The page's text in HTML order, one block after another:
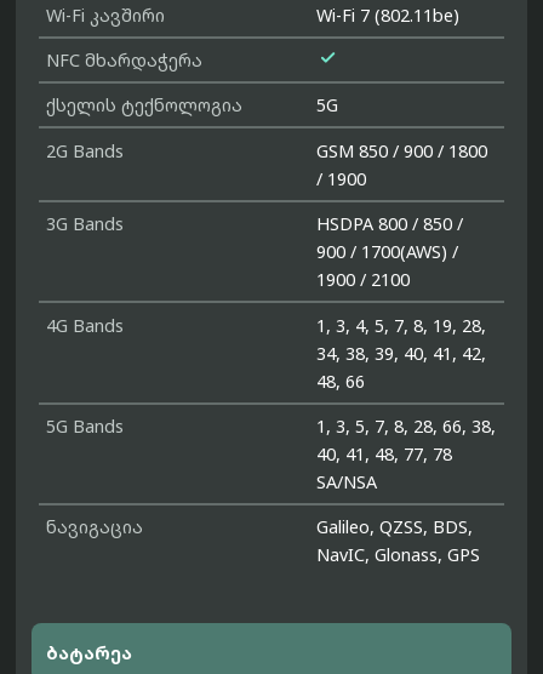
Wi-Fi კავშირი
Wi-Fi 7 (802.11be)
NFC მხარდაჭერა

ქსელის ტექნოლოგია
5G
2G Bands
GSM 850 / 900 / 1800
/ 1900
3G Bands
HSDPA 800 / 850 /
900 / 1700(AWS) /
1900 / 2100
4G Bands
1, 3, 4, 5, 7, 8, 19, 28,
34, 38, 39, 40, 41, 42,
48, 66
5G Bands
1, 3, 5, 7, 8, 28, 66, 38,
40, 41, 48, 77, 78
SA/NSA
ნავიგაცია
Galileo, QZSS, BDS,
NavIC, Glonass, GPS
ბატარეა